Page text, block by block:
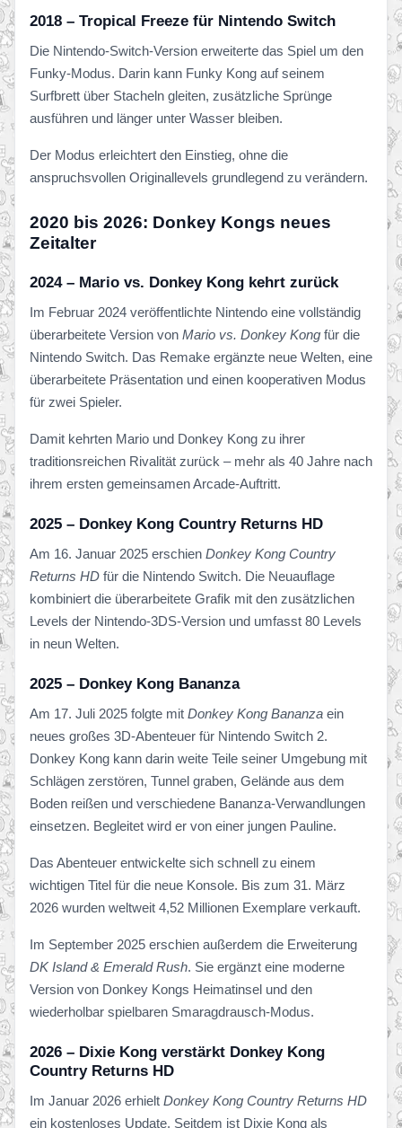
2018 – Tropical Freeze für Nintendo Switch
Die Nintendo-Switch-Version erweiterte das Spiel um den
Funky-Modus. Darin kann Funky Kong auf seinem
Surfbrett über Stacheln gleiten, zusätzliche Sprünge
ausführen und länger unter Wasser bleiben.
Der Modus erleichtert den Einstieg, ohne die
anspruchsvollen Originallevels grundlegend zu verändern.
2020 bis 2026: Donkey Kongs neues
Zeitalter
2024 – Mario vs. Donkey Kong kehrt zurück
Im Februar 2024 veröffentlichte Nintendo eine vollständig
überarbeitete Version von Mario vs. Donkey Kong für die
Nintendo Switch. Das Remake ergänzte neue Welten, eine
überarbeitete Präsentation und einen kooperativen Modus
für zwei Spieler.
Damit kehrten Mario und Donkey Kong zu ihrer
traditionsreichen Rivalität zurück – mehr als 40 Jahre nach
ihrem ersten gemeinsamen Arcade-Auftritt.
2025 – Donkey Kong Country Returns HD
Am 16. Januar 2025 erschien Donkey Kong Country
Returns HD für die Nintendo Switch. Die Neuauflage
kombiniert die überarbeitete Grafik mit den zusätzlichen
Levels der Nintendo-3DS-Version und umfasst 80 Levels
in neun Welten.
2025 – Donkey Kong Bananza
Am 17. Juli 2025 folgte mit Donkey Kong Bananza ein
neues großes 3D-Abenteuer für Nintendo Switch 2.
Donkey Kong kann darin weite Teile seiner Umgebung mit
Schlägen zerstören, Tunnel graben, Gelände aus dem
Boden reißen und verschiedene Bananza-Verwandlungen
einsetzen. Begleitet wird er von einer jungen Pauline.
Das Abenteuer entwickelte sich schnell zu einem
wichtigen Titel für die neue Konsole. Bis zum 31. März
2026 wurden weltweit 4,52 Millionen Exemplare verkauft.
Im September 2025 erschien außerdem die Erweiterung
DK Island & Emerald Rush. Sie ergänzt eine moderne
Version von Donkey Kongs Heimatinsel und den
wiederholbar spielbaren Smaragdrausch-Modus.
2026 – Dixie Kong verstärkt Donkey Kong
Country Returns HD
Im Januar 2026 erhielt Donkey Kong Country Returns HD
ein kostenloses Update. Seitdem ist Dixie Kong als